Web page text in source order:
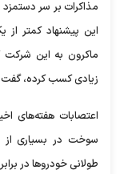
مذاکرات بر سر دستمزد
این پیشنهاد کمتر
ماکرون به این شرکت
زیادی کسب کرده،
اعتصابات هفته‌های
سوخت در بسیاری
طولانی خودروها در